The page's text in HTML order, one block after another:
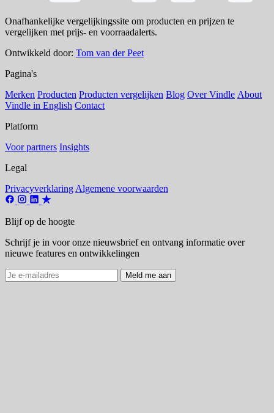
Onafhankelijke vergelijkingssite om producten en prijzen te
vergelijken met prijs- en voorraadalerts.
Ontwikkeld door: Tom van der Peet
Pagina's
Merken Producten Producten vergelijken Blog Over Vindle About
Vindle in English Contact
Platform
Voor partners Insights
Legal
Privacyverklaring Algemene voorwaarden
Blijf op de hoogte
Schrijf je in voor onze nieuwsbrief en ontvang informatie over
nieuwe features en ontwikkelingen
Meld me aan